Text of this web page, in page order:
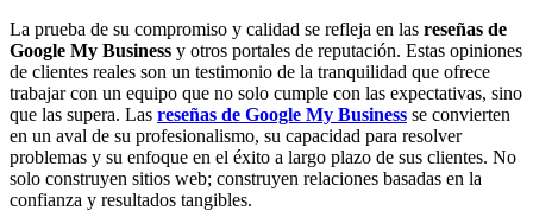
La prueba de su compromiso y calidad se refleja en las reseñas de
Google My Business y otros portales de reputación. Estas opiniones
de clientes reales son un testimonio de la tranquilidad que ofrece
trabajar con un equipo que no solo cumple con las expectativas, sino
que las supera. Las reseñas de Google My Business se convierten
en un aval de su profesionalismo, su capacidad para resolver
problemas y su enfoque en el éxito a largo plazo de sus clientes. No
solo construyen sitios web; construyen relaciones basadas en la
confianza y resultados tangibles.